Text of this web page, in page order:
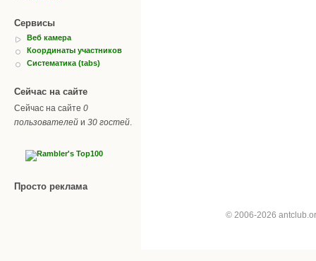
Сервисы
Веб камера
Координаты участников
Систематика (tabs)
Сейчас на сайте
Сейчас на сайте 0
пользователей и 30 гостей.
Просто реклама
© 2006-2026